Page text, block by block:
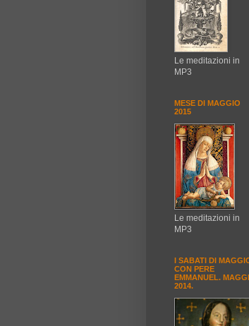
Le meditazioni in
MP3
MESE DI MAGGIO
2015
Le meditazioni in
MP3
I SABATI DI
CON PERE
EMMANUEL.
2014.